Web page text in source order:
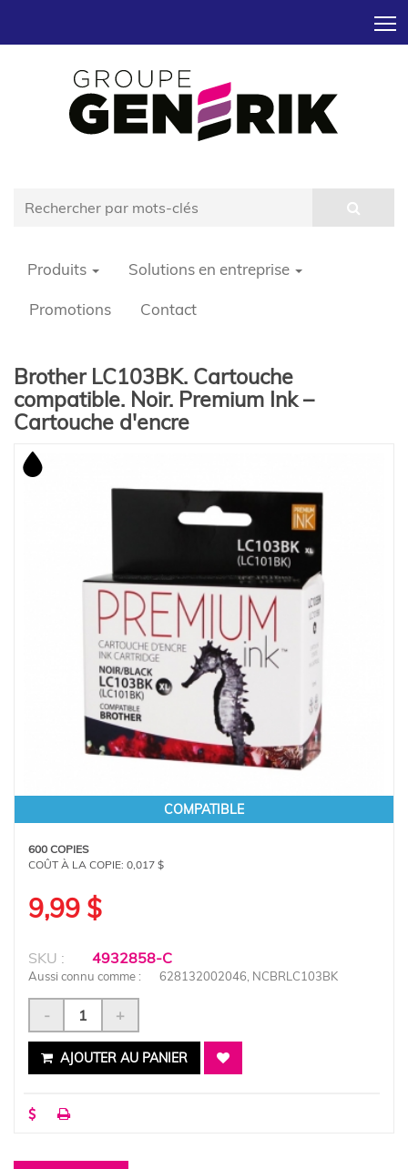
Produits Solutions en entreprise
Promotions Contact
Brother LC103BK. Cartouche
compatible. Noir. Premium Ink –
Cartouche d'encre
COMPATIBLE
600 COPIES
COÛT À LA COPIE: 0,017 $
9,99 $
SKU : 4932858-C
Aussi connu comme : 628132002046, NCBRLC103BK
- +
AJOUTER AU PANIER